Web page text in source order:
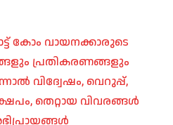
കോം വായനക്കാരുടെ
പ്രതികരണങ്ങളും
വിദ്വേഷം, വെറുപ്പ്,
തെറ്റായ വിവരങ്ങൾ